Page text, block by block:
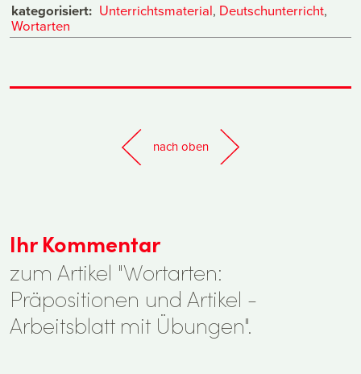
kategorisiert: Unterrichtsmaterial, Deutschunterricht,
Wortarten
nach oben
Ihr Kommentar
zum Artikel "Wortarten:
Präpositionen und Artikel -
Arbeitsblatt mit Übungen".